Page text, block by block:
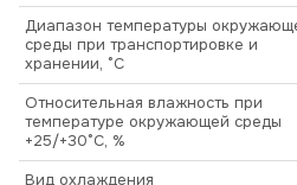
Диапазон температуры
среды при транспортировке и
хранении, °С
Относительная влажность при
температуре окружающей среды
+25/+30°С, %
Вид охлаждения